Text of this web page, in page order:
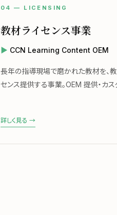
04 — LICENSING
教材ライセンス事業
CCN Learning Content OEM
長年の指導現場で磨かれた教材を、
センス提供する事業。OEM 提供・カ
詳しく見る →